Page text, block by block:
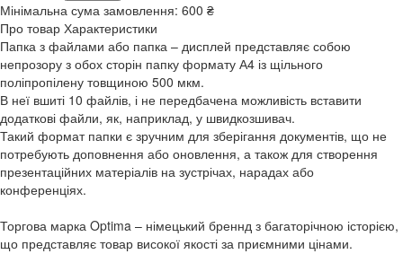
Мінімальна сума замовлення: 600 ₴
Про товар Характеристики
Папка з файлами або папка – дисплей представляє собою
непрозору з обох сторін папку формату А4 із щільного
поліпропілену товщиною 500 мкм.
В неї вшиті 10 файлів, і не передбачена можливість вставити
додаткові файли, як, наприклад, у швидкозшивач.
Такий формат папки є зручним для зберігання документів, що не
потребують доповнення або оновлення, а також для створення
презентаційних матеріалів на зустрічах, нарадах або
конференціях.
Торгова марка Optima – німецький бреннд з багаторічною історією,
що представляє товар високої якості за приємними цінами.